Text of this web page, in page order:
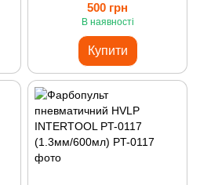
500 грн
В наявності
Купити